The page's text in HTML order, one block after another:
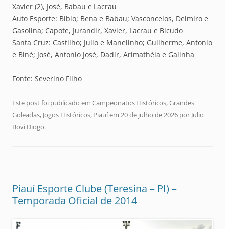
Xavier (2), José, Babau e Lacrau
Auto Esporte: Bibio; Bena e Babau; Vasconcelos, Delmiro e
Gasolina; Capote, Jurandir, Xavier, Lacrau e Bicudo
Santa Cruz: Castilho; Julio e Manelinho; Guilherme, Antonio
e Biné; José, Antonio José, Dadir, Arimathéia e Galinha
Fonte: Severino Filho
Este post foi publicado em Campeonatos Históricos,Grandes
Goleadas, Jogos Históricos, Piauíem 20 de julho de 2026 por Julio
Bovi Diogo.
Piauí Esporte Clube (Teresina – PI) –
Temporada Oficial de 2014